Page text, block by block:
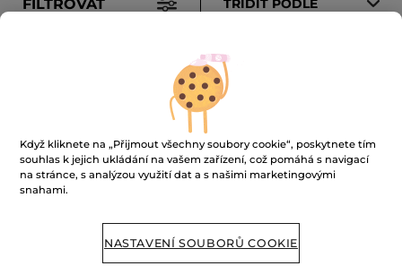
FILTROVAT TŘÍDIT PODLE
100%rostlinné
extrakty
60 hektarů
ekologických polí
Když kliknete na „Přijmout všechny soubory cookie“, poskytnete tím
souhlas k jejich ukládání na vašem zařízení, což pomáhá s navigací
na stránce, s analýzou využití dat a s našimi marketingovými
snahami.
NASTAVENÍ SOUBORŮ COOKIE